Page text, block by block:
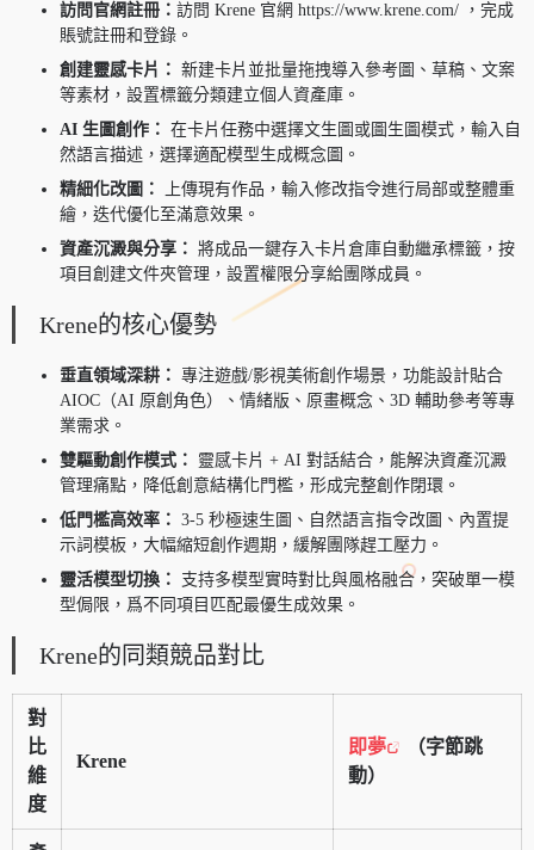
訪問官網註冊： 訪問 Krene 官網 https://www.krene.com/ ，完成
賬號註冊和登錄。
創建靈感卡片： 新建卡片並批量拖拽導入參考圖、草稿、文案
等素材，設置標籤分類建立個人資產庫。
AI 生圖創作： 在卡片任務中選擇文生圖或圖生圖模式，輸入自
然語言描述，選擇適配模型生成概念圖。
精細化改圖：
上傳現有作品，輸入修改指令進行局部或整體重
繪，迭代優化至滿意效果。
資產沉澱與分享： 將成品一鍵存入卡片倉庫自動繼承標籤，按
項目創建文件夾管理，設置權限分享給團隊成員。
Krene的核心優勢
垂直領域深耕： 專注遊戲/影視美術創作場景，功能設計貼合
AIOC（AI 原創角色）、情緒版、原畫概念、3D 輔助參考等專
業需求。
雙驅動創作模式：
靈感卡片 + AI 對話結合，能解決資產沉澱
管理痛點，降低創意結構化門檻，形成完整創作閉環。
低門檻高效率： 3-5 秒極速生圖、自然語言指令改圖、內置提
示詞模板，大幅縮短創作週期，緩解團隊趕工壓力。
靈活模型切換：
支持多模型實時對比與風格融合，突破單一模
型侷限，爲不同項目匹配最優生成效果。
Krene的同類競品對比
對
比
維
度
Krene
即夢
（字節跳
動）